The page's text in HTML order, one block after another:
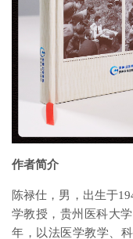
作者简介
陈禄仕，男，出生于
学教授，贵州医科大
年，以法医学教学、